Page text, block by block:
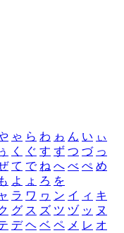
ゃ ら わ ゎ ん い ぃ
ぅ く ぐ す ず つ づ っ
て で ね へ べ ぺ め
も よ ょ ろ を
ラ ワ ヮ ン イ ィ キ
グ ス ズ ツ ヅ ッ ヌ
デ ヘ ベ ペ メ レ オ